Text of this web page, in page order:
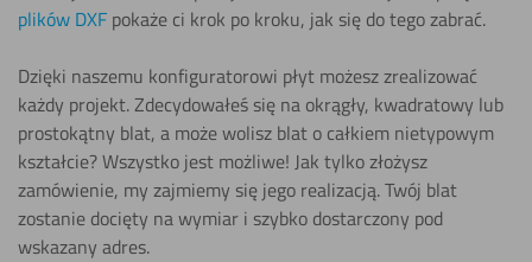
plików DXF pokaże ci krok po kroku, jak się do tego zabrać.
Dzięki naszemu konfiguratorowi płyt możesz zrealizować
każdy projekt. Zdecydowałeś się na okrągły, kwadratowy lub
prostokątny blat, a może wolisz blat o całkiem nietypowym
kształcie? Wszystko jest możliwe! Jak tylko złożysz
zamówienie, my zajmiemy się jego realizacją. Twój blat
zostanie docięty na wymiar i szybko dostarczony pod
wskazany adres.